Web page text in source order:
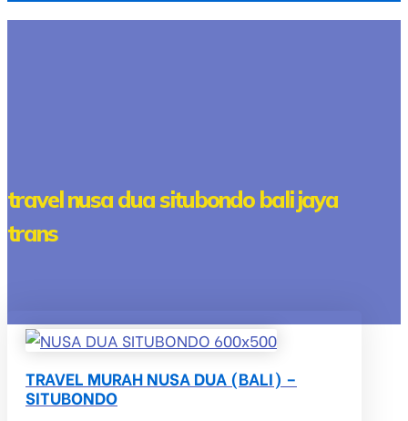
travel nusa dua situbondo bali jaya
trans
TRAVEL MURAH NUSA DUA (BALI) –
SITUBONDO